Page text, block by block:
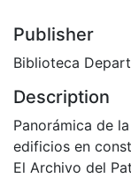
Publisher
Biblioteca
Description
Panorámica de
edificios en
El Archivo del